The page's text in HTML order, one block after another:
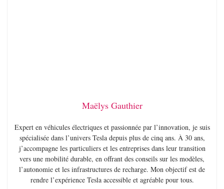
Maëlys Gauthier
Expert en véhicules électriques et passionnée par l’innovation, je suis
spécialisée dans l’univers Tesla depuis plus de cinq ans. À 30 ans,
j’accompagne les particuliers et les entreprises dans leur transition
vers une mobilité durable, en offrant des conseils sur les modèles,
l’autonomie et les infrastructures de recharge. Mon objectif est de
rendre l’expérience Tesla accessible et agréable pour tous.